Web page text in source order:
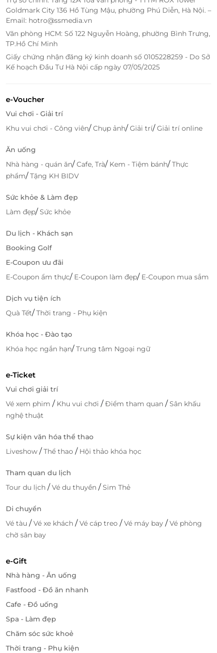
Ngoài ẩm thực và ngắm cảnh, chuyến đi còn trở nên
sống động hơn với các hoạt động giải trí:
Xem múa Chăm truyền thống
hóa miền Trung
Âm nhạc du dương, chương trình
cực sốc tại LifeLink
chóng
Với hệ thống đặt chỗ online thông minh, LifeLink
giúp bạn tiếp cận hàng ngàn dịch vụ chất lượng với
không cần chờ đợi – chỉ vài bước đơn giản là bạn đã
Lợi ích khi đặt vé DaNang Dragon Cruise tại
Nhận
Đảm bảo thông tin rõ ràng, minh bạch
Giao dịch an toàn, thanh toán dễ dàng
Hỗ trợ khách hàng tận tâm 24/7
và cảnh đẹp hoàn hảo ngay giữa trung tâm Đà Nẵng.
Hãyđặt dịch vụ tiện lợitại LifeLink và tận hưởng
trên Tàu DaNang Dragon Cruise. Trải nghiệm đẳng
cấp – giá cả hợp lý – chỉ có tạiLifeLink
LifeLink
Goldmark City 136 Hồ Tùng Mậu, phường Phú Diễn, Hà Nội. –
Email: hotro@ssmedia.vn
Văn phòng HCM: Số 122 Nguyễn Hoàng, phường Bình Trưng,
TP.Hồ Chí Minh
Giấy chứng nhận đăng ký kinh doanh số 0105228259 - Do Sở
Kế hoạch Đầu Tư Hà Nội cấp ngày 07/05/2025
e-Voucher
Vui chơi - Giải trí
Khu vui chơi - Công viên/Chụp ảnh/Giải trí/Giải trí online
Ăn uống
Nhà hàng - quán ăn/Cafe, Trà/ Kem - Tiệm bánh/Thực
phẩm/Tặng KH BIDV
Sức khỏe & Làm đẹp
Làm đẹp/Sức khỏe
Du lịch - Khách sạn
Booking Golf
E-Coupon ưu đãi
E-Coupon ẩm thực/ E-Coupon làm đẹp/ E-Coupon mua sắm
Dịch vụ tiện ích
Quà Tết/Thời trang - Phụ kiện
Khóa học - Đào tạo
Khóa học ngắn hạn/Trung tâm Ngoại ngữ
e-Ticket
Vui chơi giải trí
Vé xem phim / Khu vui chơi /Điểm tham quan /Sân khấu
nghệ thuật
Sự kiện văn hóa thể thao
Liveshow /Thể thao / Hội thảo khóa học
Tham quan du lịch
Tour du lịch /Vé du thuyền /Sim Thẻ
Di chuyển
Vé tàu /Vé xe khách /Vé cáp treo /Vé máy bay /Vé phòng
chờ sân bay
e-Gift
Nhà hàng - Ăn uống
Fastfood - Đồ ăn nhanh
Cafe - Đồ uống
Spa - Làm đẹp
Chăm sóc sức khoẻ
Thời trang - Phụ kiện